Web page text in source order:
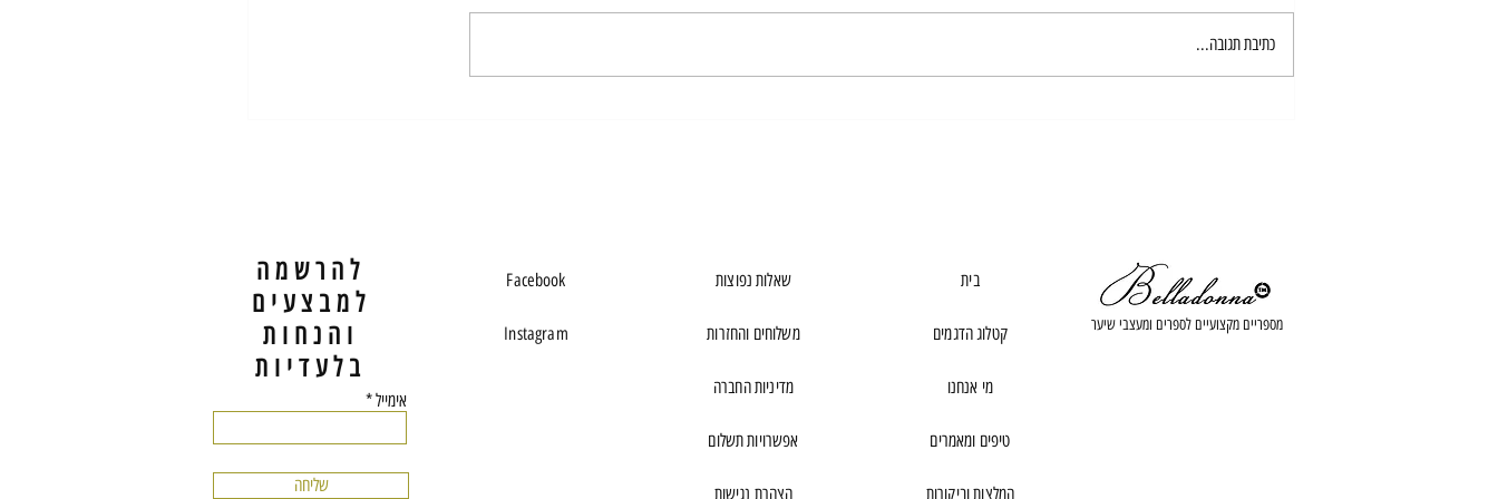
קצת עלינו....
כתיבת תגובה...
להרשמה
למבצעים
והנחות
בלעדיות
אימייל
שליחה
Facebook
Instagram
שאלות נפוצות
משלוחים והחזרות
מדיניות החברה
אפשרויות תשלום
הצהרת נגישות
בית
קטלוג הדגמים
מי אנחנו
טיפים ומאמרים
המלצות וביקורות
מספריים מקצועיים לספרים ומעצבי שיער